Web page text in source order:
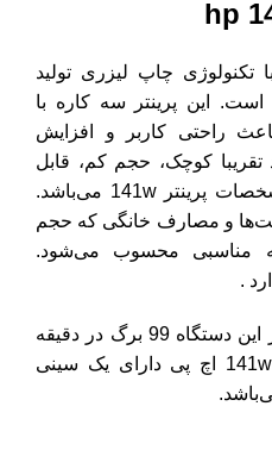
تکنولوژی چاپ لیزری تولید
است. این پرینتر سه کاره با
راحتی کاربر و افزایش
تقریبا کوچک، حجم کم، قابل
حمل و زیبایی ظاهری از مشخصات پرینتر 141w می‌باشد.
و مصارف خانگی که حجم
مناسبی محسوب می‌شود.
.
سرعت چاپ سیاه و سفید در این دستگاه 99 برگ در دقیقه
در سایز A4 می‌باشد.پرینتر 141w اچ پی دارای یک سینی